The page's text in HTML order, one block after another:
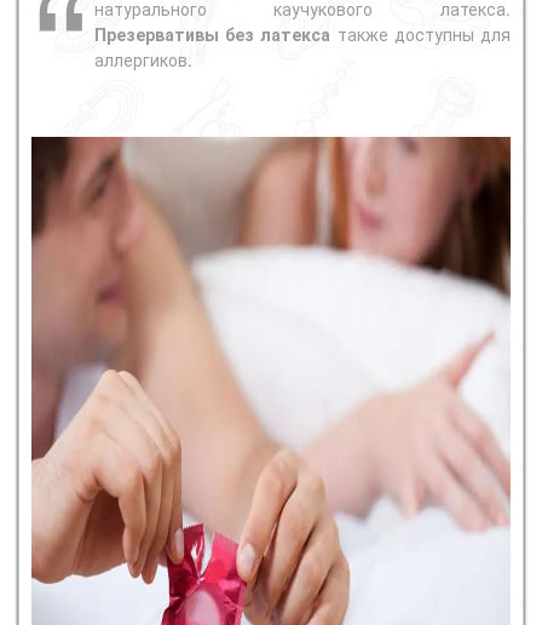
натурального каучукового латекса.
Презервативы безлатекса также доступны для
аллергиков.